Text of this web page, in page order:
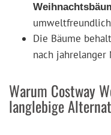
Die Bäume
nach jahrelanger
Warum Costway
langlebige